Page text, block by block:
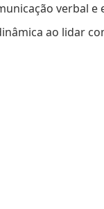
verbal e
ao lidar